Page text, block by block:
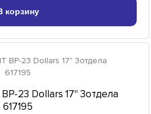
корзину
23 Dollars 17" 3отдела
617195